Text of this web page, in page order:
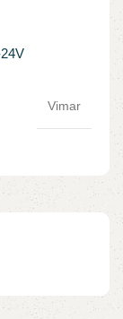
Vimar